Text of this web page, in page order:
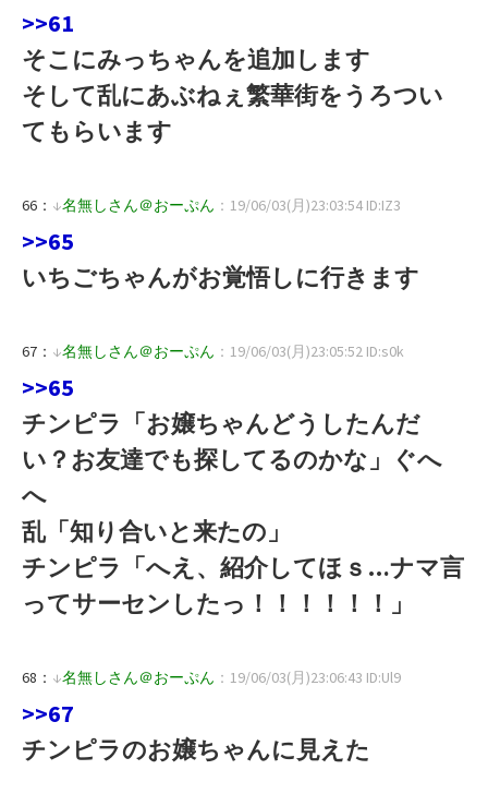
>>61
そこにみっちゃんを追加します
そして乱にあぶねぇ繁華街をうろつい
てもらいます
66： ↓名無しさん＠おーぷん ：19/06/03(月)23:03:54 ID:IZ3
>>65
いちごちゃんがお覚悟しに行きます
67： ↓名無しさん＠おーぷん ：19/06/03(月)23:05:52 ID:s0k
>>65
チンピラ「お嬢ちゃんどうしたんだ
い？お友達でも探してるのかな」ぐへ
へ
乱「知り合いと来たの」
チンピラ「へえ、紹介してほｓ…ナマ言
ってサーセンしたっ！！！！！！」
68： ↓名無しさん＠おーぷん ：19/06/03(月)23:06:43 ID:Ul9
>>67
チンピラのお嬢ちゃんに見えた